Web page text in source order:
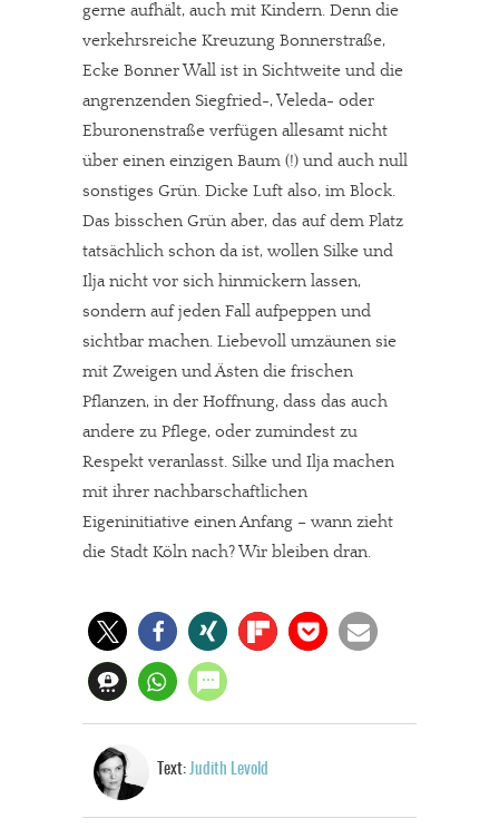
gerne aufhält, auch mit Kindern. Denn die
verkehrsreiche Kreuzung Bonnerstraße,
Ecke Bonner Wall ist in Sichtweite und die
angrenzenden Siegfried-, Veleda- oder
Eburonenstraße verfügen allesamt nicht
über einen einzigen Baum (!) und auch null
sonstiges Grün. Dicke Luft also, im Block.
Das bisschen Grün aber, das auf dem Platz
tatsächlich schon da ist, wollen Silke und
Ilja nicht vor sich hinmickern lassen,
sondern auf jeden Fall aufpeppen und
sichtbar machen. Liebevoll umzäunen sie
mit Zweigen und Ästen die frischen
Pflanzen, in der Hoffnung, dass das auch
andere zu Pflege, oder zumindest zu
Respekt veranlasst. Silke und Ilja machen
mit ihrer nachbarschaftlichen
Eigeninitiative einen Anfang – wann zieht
die Stadt Köln nach? Wir bleiben dran.
Text: Judith Levold